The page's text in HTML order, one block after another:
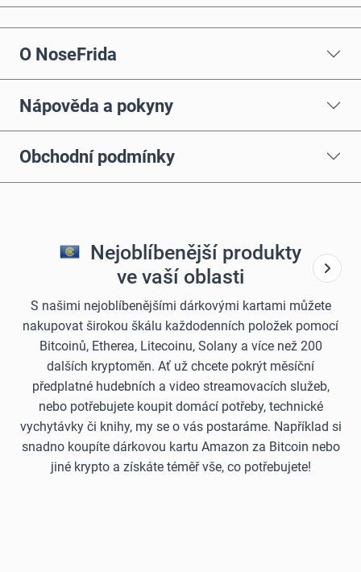
O NoseFrida
Nápověda a pokyny
Obchodní podmínky
Nejoblíbenější produkty
ve vaší oblasti
S našimi nejoblíbenějšími dárkovými kartami můžete
nakupovat širokou škálu každodenních položek pomocí
Bitcoinů, Etherea, Litecoinu, Solany a více než 200
dalších kryptoměn. Ať už chcete pokrýt měsíční
předplatné hudebních a video streamovacích služeb,
nebo potřebujete koupit domácí potřeby, technické
vychytávky či knihy, my se o vás postaráme. Například si
snadno koupíte dárkovou kartu Amazon za Bitcoin nebo
jiné krypto a získáte téměř vše, co potřebujete!